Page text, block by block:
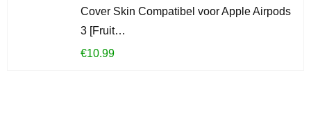
Cover Skin Compatibel voor Apple Airpods
3 [Fruit…
€10.99